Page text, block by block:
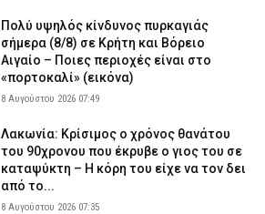
Πολύ υψηλός κίνδυνος πυρκαγιάς
σήμερα (8/8) σε Κρήτη και Βόρειο
Αιγαίο – Ποιες περιοχές είναι στο
«πορτοκαλί» (εικόνα)
8 Αυγούστου 2026 07:49
Λακωνία: Κρίσιμος ο χρόνος θανάτου
του 90χρονου που έκρυβε ο γιος του σε
καταψύκτη – Η κόρη του είχε να τον δει
από το...
8 Αυγούστου 2026 07:35